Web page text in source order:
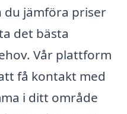
du jämföra priser
det bästa
Vår plattform
få kontakt med
i ditt område